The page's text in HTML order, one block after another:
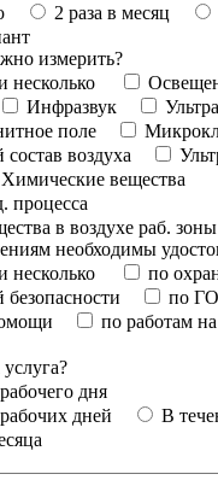
2 раза в месяц
измерить?
несколько
Инфразвук
поле
воздуха
Химические вещества
процесса
в воздухе раб. зоны
необходимы
несколько
по
по
по работам
дня
дней
В